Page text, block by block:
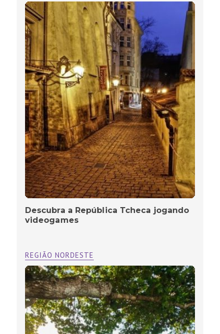
Descubra a República Tcheca jogando
videogames
REGIÃO NORDESTE